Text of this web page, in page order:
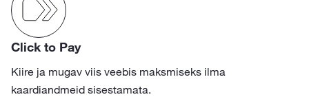
Click to Pay
Kiire ja mugav viis veebis maksmiseks ilma
kaardiandmeid sisestamata.